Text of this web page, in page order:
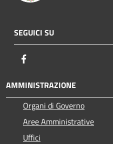
SEGUICI SU
AMMINISTRAZIONE
Organi di Governo
Aree Amministrative
Uffici